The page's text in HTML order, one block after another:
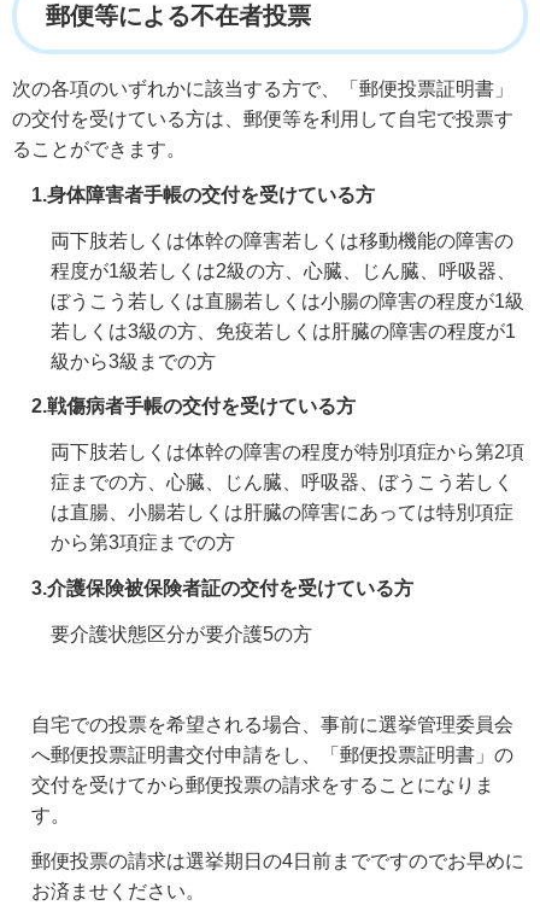
郵便等による不在者投票
次の各項のいずれかに該当する方で、「郵便投票証明書」
の交付を受けている方は、郵便等を利用して自宅で投票す
ることができます。
1.身体障害者手帳の交付を受けている方
両下肢若しくは体幹の障害若しくは移動機能の障害の
程度が1級若しくは2級の方、心臓、じん臓、呼吸器、
ぼうこう若しくは直腸若しくは小腸の障害の程度が1級
若しくは3級の方、免疫若しくは肝臓の障害の程度が1
級から3級までの方
2.戦傷病者手帳の交付を受けている方
両下肢若しくは体幹の障害の程度が特別項症から第2項
症までの方、心臓、じん臓、呼吸器、ぼうこう若しく
は直腸、小腸若しくは肝臓の障害にあっては特別項症
から第3項症までの方
3.介護保険被保険者証の交付を受けている方
要介護状態区分が要介護5の方
自宅での投票を希望される場合、事前に選挙管理委員会
へ郵便投票証明書交付申請をし、「郵便投票証明書」の
交付を受けてから郵便投票の請求をすることになりま
す。
郵便投票の請求は選挙期日の4日前までですのでお早めに
お済ませください。